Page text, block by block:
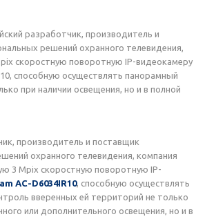
разработчик, производитель и
решений охранного телевидения,
скоростную поворотную IP-видеокамеру
способную осуществлять панорамный
при наличии освещения, но и в полной
производитель и поставщик
охранного телевидения, компания
3 Mpix скоростную поворотную IP-
AC-D6034IR10, способную осуществлять
вверенных ей территорий не только
или дополнительного освещения, но и в